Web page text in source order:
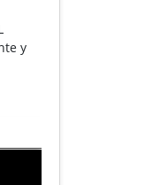
y